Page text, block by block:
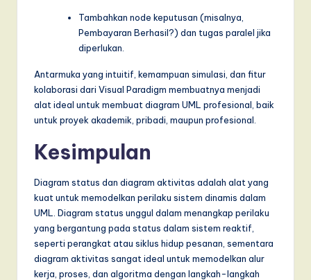
Tambahkan node keputusan (misalnya,
Pembayaran Berhasil?) dan tugas paralel jika
diperlukan.
Antarmuka yang intuitif, kemampuan simulasi, dan fitur
kolaborasi dari Visual Paradigm membuatnya menjadi
alat ideal untuk membuat diagram UML profesional, baik
untuk proyek akademik, pribadi, maupun profesional.
Kesimpulan
Diagram status dan diagram aktivitas adalah alat yang
kuat untuk memodelkan perilaku sistem dinamis dalam
UML. Diagram status unggul dalam menangkap perilaku
yang bergantung pada status dalam sistem reaktif,
seperti perangkat atau siklus hidup pesanan, sementara
diagram aktivitas sangat ideal untuk memodelkan alur
kerja, proses, dan algoritma dengan langkah-langkah